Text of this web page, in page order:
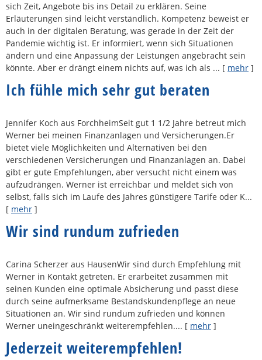
sich Zeit, Angebote bis ins Detail zu erklären. Seine
Erläuterungen sind leicht verständlich. Kompetenz beweist er
auch in der digitalen Beratung, was gerade in der Zeit der
Pandemie wichtig ist. Er informiert, wenn sich Situationen
ändern und eine Anpassung der Leistungen angebracht sein
könnte. Aber er drängt einem nichts auf, was ich als ... [ mehr ]
Ich fühle mich sehr gut beraten
Jennifer Koch aus ForchheimSeit gut 1 1/2 Jahre betreut mich
Werner bei meinen Finanzanlagen und Versicherungen.Er
bietet viele Möglichkeiten und Alternativen bei den
verschiedenen Versicherungen und Finanzanlagen an. Dabei
gibt er gute Empfehlungen, aber versucht nicht einem was
aufzudrängen. Werner ist erreichbar und meldet sich von
selbst, falls sich im Laufe des Jahres günstigere Tarife oder K...
[ mehr ]
Wir sind rundum zufrieden
Carina Scherzer aus HausenWir sind durch Empfehlung mit
Werner in Kontakt getreten. Er erarbeitet zusammen mit
seinen Kunden eine optimale Absicherung und passt diese
durch seine aufmerksame Bestandskundenpflege an neue
Situationen an. Wir sind rundum zufrieden und können
Werner uneingeschränkt weiterempfehlen.... [ mehr ]
Jederzeit weiterempfehlen!